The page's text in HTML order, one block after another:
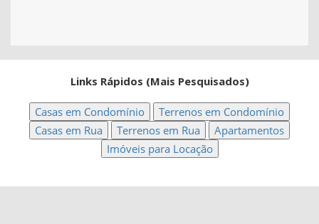
Links Rápidos (Mais Pesquisados)
Casas em Condomínio
Terrenos em Condomínio
Casas em Rua
Terrenos em Rua
Apartamentos
Imóveis para Locação